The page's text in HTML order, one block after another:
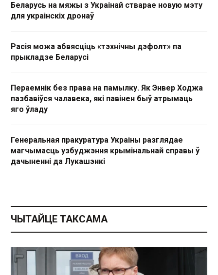
Беларусь на мяжы з Украінай стварае новую мэту
для украінскіх дронаў
Расія можа абвясціць «тэхнічны дэфолт» па
прыкладзе Беларусі
Пераемнік без права на памылку. Як Энвер Ходжа
пазбавіўся чалавека, які павінен быў атрымаць
яго ўладу
Генеральная пракуратура Украіны разглядае
магчымасць узбуджэння крымінальнай справы ў
дачыненні да Лукашэнкі
ЧЫТАЙЦЕ ТАКСАМА